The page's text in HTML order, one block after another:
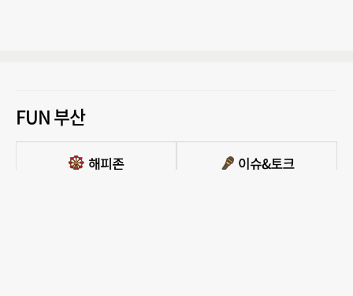
FUN 부산